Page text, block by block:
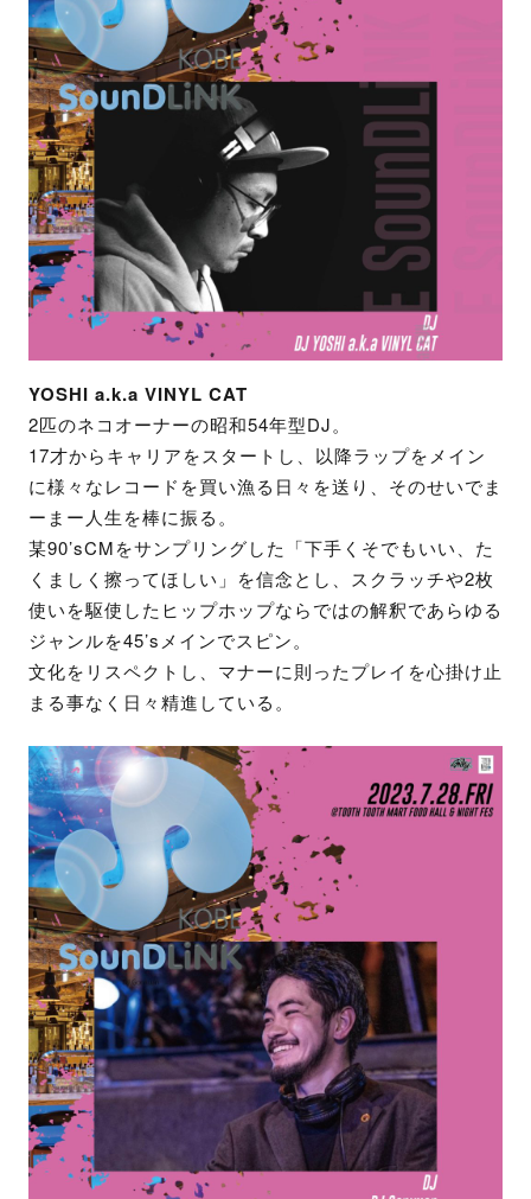
YOSHI a.k.a VINYL CAT
2匹のネコオーナーの昭和54年型DJ。
17才からキャリアをスタートし、以降ラップをメイン
に様々なレコードを買い漁る日々を送り、そのせいでま
ーまー人生を棒に振る。
某90’sCMをサンプリングした「下手くそでもいい、た
くましく擦ってほしい」を信念とし、スクラッチや2枚
使いを駆使したヒップホップならではの解釈であらゆる
ジャンルを45’sメインでスピン。
文化をリスペクトし、マナーに則ったプレイを心掛け止
まる事なく日々精進している。